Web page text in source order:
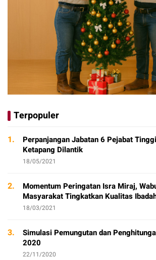
Terpopuler
1.
Perpanjangan Jabatan 6 Pejabat
Ketapang Dilantik
18/05/2021
2.
Momentum Peringatan Isra Miraj,
Masyarakat Tingkatkan Kualitas
18/03/2021
3.
Simulasi Pemungutan dan
2020
22/11/2020